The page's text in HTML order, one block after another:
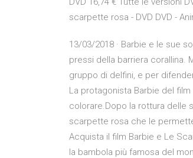
scarpette rosa - DVD DVD -
13/03/2018 · Barbie e le sue
pressi della barriera corallina.
gruppo di delfini, e per
La protagonista Barbie del
colorare.Dopo la rottura delle
scarpette rosa che le
Acquista il film Barbie e Le
la bambola più famosa del